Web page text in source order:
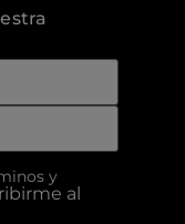
y
al